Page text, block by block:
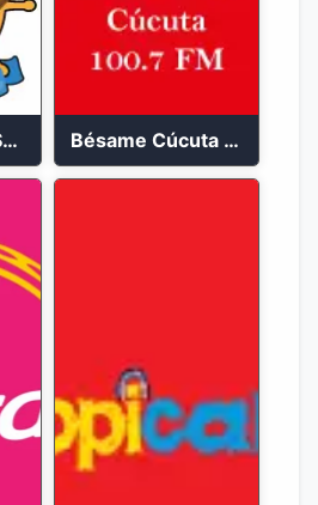
Marina Stereo San Andres 94.5 FM Bésame Cúcuta en vivo 2023